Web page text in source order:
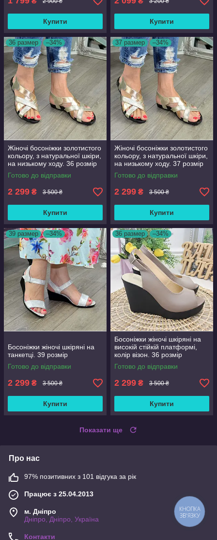
Купити Купити
36 размер –34%
Жіночі босоніжки золотистого
кольору, з натуральної шкіри,
на низькому ходу. 36 розмір
Готово до відправки
2 299 ₴ 3 500 ₴
Купити
37 размер –34%
Жіночі босоніжки золотистого
кольору, з натуральної шкіри,
на низькому ходу. 37 розмір
Готово до відправки
2 299 ₴ 3 500 ₴
Купити
39 размер –34%
Босоніжки жіночі шкіряні на
танкетці. 39 розмір
Готово до відправки
2 299 ₴ 3 500 ₴
Купити
36 размер –34%
Босоніжки жіночі шкіряні на
високій стійкій платформі,
колір візон. 36 розмір
Готово до відправки
2 299 ₴ 3 500 ₴
Купити
Показати ще
Про нас
97% позитивних з 101 відгука за рік
Працює з 25.04.2013
м. Дніпро
Дніпро, Дніпро, Україна
Контакти
КНОПКА
ЗВ'ЯЗКУ